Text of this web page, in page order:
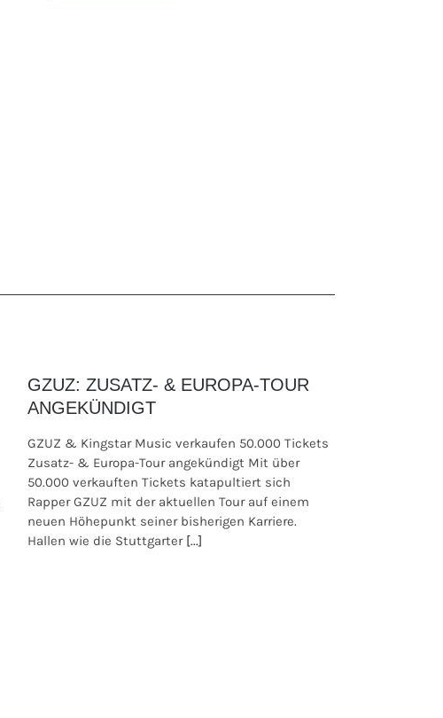
GZUZ: ZUSATZ- & EUROPA-TOUR
ANGEKÜNDIGT
GZUZ & Kingstar Music verkaufen 50.000 Tickets
Zusatz- & Europa-Tour angekündigt Mit über
50.000 verkauften Tickets katapultiert sich
Rapper GZUZ mit der aktuellen Tour auf einem
neuen Höhepunkt seiner bisherigen Karriere.
Hallen wie die Stuttgarter[...]